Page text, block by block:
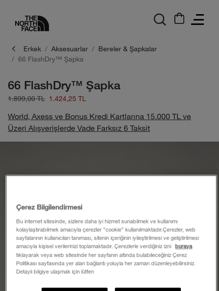
Erkek Aksesuarlar
Bereler & Şapkalar
66 FlashDry™ Şapka
66 FlashDry™ Şapka
1.424,25 TL
1.899,00 TL
World, Axess ve Bonus Kredi Kartlarına 15.000 TL ve
Üzeri Alışverişlerde Vade Farksız 6 Taksit
Çerez Bilgilendirmesi
Bu internet sitesinde, sizlere daha iyi hizmet sunabilmek ve kullanımı
kolaylaştırabilmek amacıyla çerezler ”cookie” kullanılmaktadır.Çerezler, web
sayfalarının kullanıcıları tanıması, sitenin içeriğinin iyileştirilmesi ve geliştirilmesi
amacıyla kişisel verilerinizi toplamaktadır. Çerezlerle verdiğiniz izni
buraya
tıklayarak veya web sitesinde her sayfanın altında bulabileceğiniz Çerez
Politikası sayfasında yer alan bağlantı yoluyla her zaman düzenleyebilirsiniz.
Detaylı bilgiye ulaşmak için lütfen